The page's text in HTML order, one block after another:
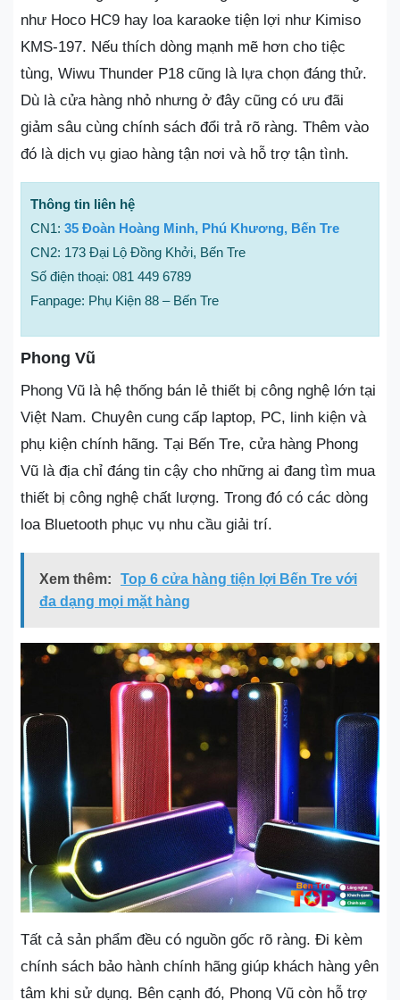
như Hoco HC9 hay loa karaoke tiện lợi như Kimiso
KMS-197. Nếu thích dòng mạnh mẽ hơn cho tiệc
tùng, Wiwu Thunder P18 cũng là lựa chọn đáng thử.
Dù là cửa hàng nhỏ nhưng ở đây cũng có ưu đãi
giảm sâu cùng chính sách đổi trả rõ ràng. Thêm vào
đó là dịch vụ giao hàng tận nơi và hỗ trợ tận tình.
Thông tin liên hệ
CN1: 35 Đoàn Hoàng Minh, Phú Khương, Bến Tre
CN2: 173 Đại Lộ Đồng Khởi, Bến Tre
Số điện thoại: 081 449 6789
Fanpage: Phụ Kiện 88 – Bến Tre
Phong Vũ
Phong Vũ là hệ thống bán lẻ thiết bị công nghệ lớn tại
Việt Nam. Chuyên cung cấp laptop, PC, linh kiện và
phụ kiện chính hãng. Tại Bến Tre, cửa hàng Phong
Vũ là địa chỉ đáng tin cậy cho những ai đang tìm mua
thiết bị công nghệ chất lượng. Trong đó có các dòng
loa Bluetooth phục vụ nhu cầu giải trí.
Xem thêm:
Top 6 cửa hàng tiện lợi Bến Tre với
đa dạng mọi mặt hàng
Tất cả sản phẩm đều có nguồn gốc rõ ràng. Đi kèm
chính sách bảo hành chính hãng giúp khách hàng yên
tâm khi sử dụng. Bên cạnh đó, Phong Vũ còn hỗ trợ